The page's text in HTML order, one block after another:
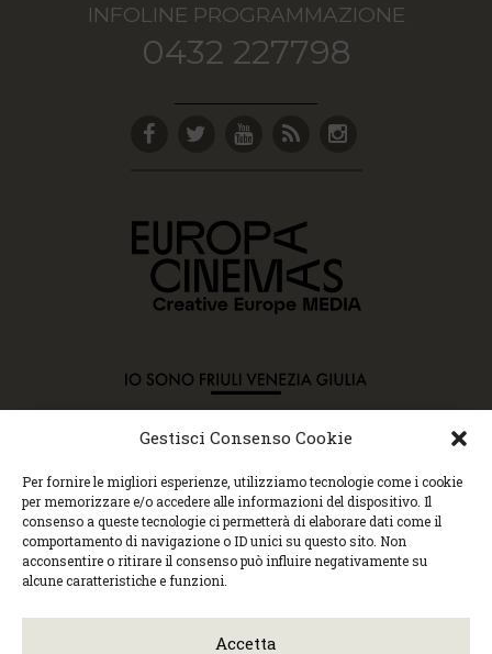
Gestisci Consenso Cookie
Per fornire le migliori esperienze, utilizziamo tecnologie come i cookie
per memorizzare e/o accedere alle informazioni del dispositivo. Il
consenso a queste tecnologie ci permetterà di elaborare dati come il
comportamento di navigazione o ID unici su questo sito. Non
acconsentire o ritirare il consenso può influire negativamente su
alcune caratteristiche e funzioni.
Accetta
INFOLINE PROGRAMMAZIONE
0432 227798
Copyright © 2015 Cec, Tutti i diritti riservati. Nessun
contenuto può essere copiato o manipolato. Accedendo al
sito approvi la Policy sulla privacy e la Policy sui
contenuti.
Centro espressioni cinematografiche, via Villalta, 24 |
33100 Udine | tel. 0432 299545 | P.Iva 01295290306 |
cec@cecudine.org
504240